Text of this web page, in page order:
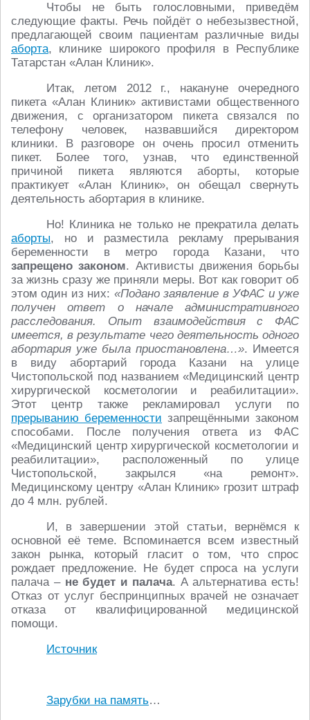
Чтобы не быть голословными, приведём
следующие факты. Речь пойдёт о небезызвестной,
предлагающей своим пациентам различные виды
аборта, клинике широкого профиля в Республике
Татарстан «Алан Клиник».
Итак, летом 2012 г., накануне очередного
пикета «Алан Клиник» активистами общественного
движения, с организатором пикета связался по
телефону человек, назвавшийся директором
клиники. В разговоре он очень просил отменить
пикет. Более того, узнав, что единственной
причиной пикета являются аборты, которые
практикует «Алан Клиник», он обещал свернуть
деятельность абортария в клинике.
Но! Клиника не только не прекратила делать
аборты, но и разместила рекламу прерывания
беременности в метро города Казани, что
запрещено законом. Активисты движения борьбы
за жизнь сразу же приняли меры. Вот как говорит об
этом один из них: «Подано заявление в УФАС и уже
получен ответ о начале административного
расследования. Опыт взаимодействия с ФАС
имеется, в результате чего деятельность одного
абортария уже была приостановлена…». Имеется
в виду абортарий города Казани на улице
Чистопольской под названием «Медицинский центр
хирургической косметологии и реабилитации».
Этот центр также рекламировал услуги по
прерыванию беременности запрещёнными законом
способами. После получения ответа из ФАС
«Медицинский центр хирургической косметологии и
реабилитации», расположенный по улице
Чистопольской, закрылся «на ремонт».
Медицинскому центру «Алан Клиник» грозит штраф
до 4 млн. рублей.
И, в завершении этой статьи, вернёмся к
основной её теме. Вспоминается всем известный
закон рынка, который гласит о том, что спрос
рождает предложение. Не будет спроса на услуги
палача – не будет и палача. А альтернатива есть!
Отказ от услуг беспринципных врачей не означает
отказа от квалифицированной медицинской
помощи.
Источник
Зарубки на память…